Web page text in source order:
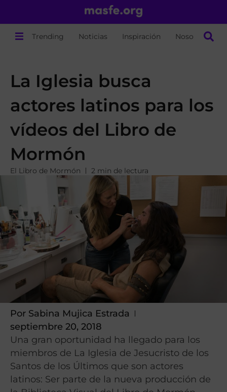
Trending Noticias Inspiración Nosotros
La Iglesia busca
actores latinos para los
vídeos del Libro de
Mormón
El Libro de Mormón 2 min de lectura
Por Sabina Mujica Estrada
septiembre 20, 2018
Una gran oportunidad ha llegado para los
miembros de La Iglesia de Jesucristo de los
Santos de los Últimos que son actores
latinos: Ser parte de la nueva producción de